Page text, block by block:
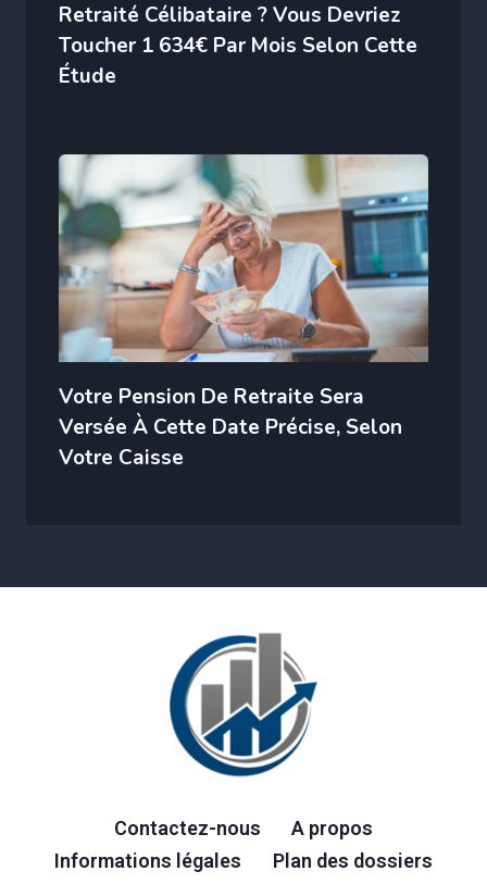
Retraité Célibataire ? Vous Devriez
Toucher 1 634€ Par Mois Selon Cette
Étude
Votre Pension De Retraite Sera
Versée À Cette Date Précise, Selon
Votre Caisse
Contactez-nous
A propos
Informations légales
Plan des dossiers